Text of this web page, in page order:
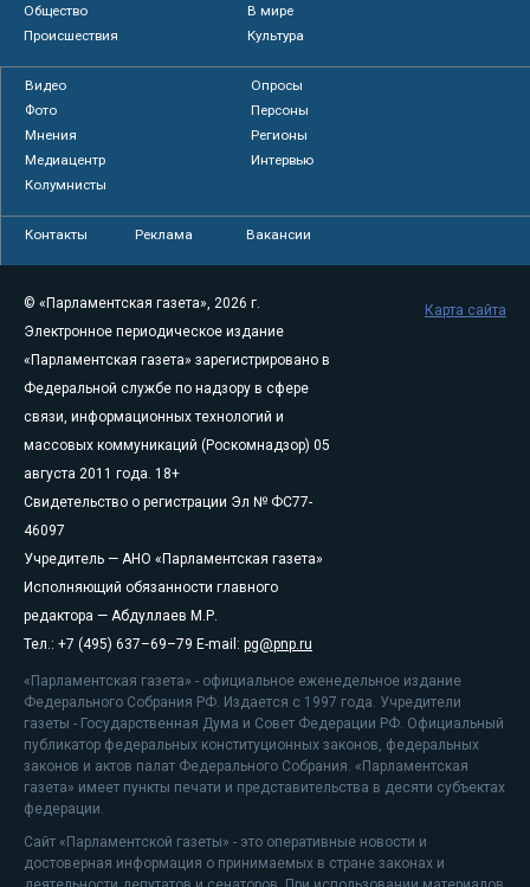
Общество
В мире
Происшествия
Культура
Видео
Опросы
Фото
Персоны
Мнения
Регионы
Медиацентр
Интервью
Колумнисты
Контакты Реклама Вакансии
© «Парламентская газета», 2026 г.
Электронное периодическое издание
«Парламентская газета» зарегистрировано в
Федеральной службе по надзору в сфере
связи, информационных технологий и
массовых коммуникаций (Роскомнадзор) 05
августа 2011 года. 18+
Свидетельство о регистрации Эл № ФС77-
46097
Учредитель — АНО «Парламентская газета»
Исполняющий обязанности главного
редактора — Абдуллаев М.Р.
Тел.: +7 (495) 637–69–79 E-mail: pg@pnp.ru
«Парламентская газета» - официальное еженедельное издание
Федерального Собрания РФ. Издается с 1997 года. Учредители
газеты - Государственная Дума и Совет Федерации РФ. Официальный
публикатор федеральных конституционных законов, федеральных
законов и актов палат Федерального Собрания. «Парламентская
газета» имеет пункты печати и представительства в десяти субъектах
федерации.
Сайт «Парламентской газеты» - это оперативные новости и
достоверная информация о принимаемых в стране законах и
Карта сайта